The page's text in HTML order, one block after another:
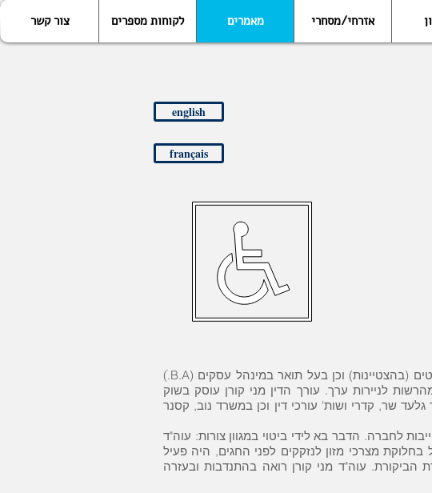
צור קשר לקוחות מספרים מאמרים אזרחי/מסחרי
english
français
המשרד מנוהל ע"י עורך הדין מני קורן, בעל תואר ראשון LL.B במשפטים (בהצטיינות) וכן בעל תואר במינהל עסקים (B.A.ׂ)
לניירות ערך. עורך הדין מני קורן עוסק בשוק
שר, קדרי ושות' עורכי דין וכן במשרד נוב, קסנר
לחברה. הדבר בא לידי ביטוי במגוון צורות: עוה"ד
מצרכי מזון לנזקקים לפני החגים, היה פעיל
הביקורת. עוה"ד מני קורן רואה בהתנדבות ובעזרה